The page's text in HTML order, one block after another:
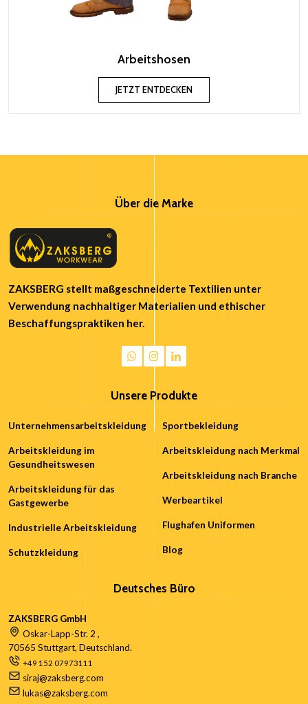
Arbeitshosen
JETZT ENTDECKEN
Über die Marke
ZAKSBERG stellt maßgeschneiderte Textilien unter
Verwendung nachhaltiger Materialien und ethischer
Beschaffungspraktiken her.
Unsere Produkte
Unternehmensarbeitskleidung
Arbeitskleidung im
Gesundheitswesen
Arbeitskleidung für das
Gastgewerbe
Industrielle Arbeitskleidung
Schutzkleidung
Sportbekleidung
Arbeitskleidung nach Merkmal
Arbeitskleidung nach Branche
Werbeartikel
Flughafen Uniformen
Blog
Deutsches Büro
ZAKSBERG GmbH
Oskar-Lapp-Str. 2 ,
70565 Stuttgart, Deutschland.
+49 152 07973111
siraj@zaksberg.com
lukas@zaksberg.com